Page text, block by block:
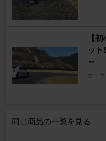
【
ット
～
カーラ
同じ商品の一覧を見る